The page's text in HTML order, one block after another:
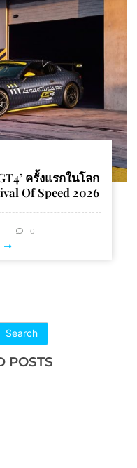
Search
POSTS
ครั้งแรกในโลก
Of Speed 2026
0